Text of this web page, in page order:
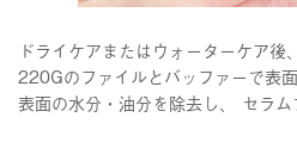
ドライケアまたはウォーターケア後、
220Gのファイルとバッファーで表
表面の水分・油分を除去し、 セラム